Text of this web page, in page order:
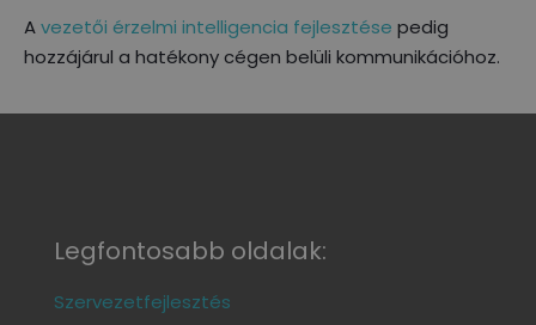
Avezetői érzelmi intelligencia fejlesztése pedig
hozzájárul a hatékony cégen belüli kommunikációhoz.
Legfontosabb oldalak:
Szervezetfejlesztés